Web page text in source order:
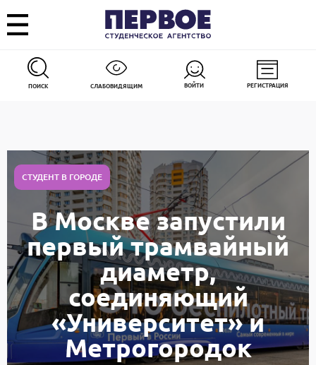
ПОИСК СЛАБОВИДЯЩИМ ВОЙТИ РЕГИСТРАЦИЯ
СТУДЕНТ В ГОРОДЕ
В Москве запустили
первый трамвайный
диаметр,
соединяющий
«Университет» и
Метрогородок